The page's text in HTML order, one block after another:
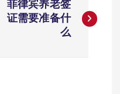
菲律宾养老签
证需要准备什
么